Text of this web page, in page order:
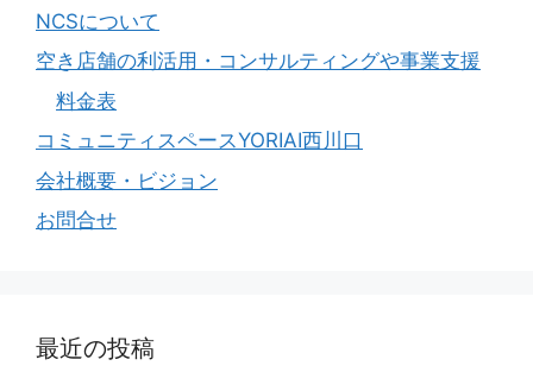
NCSについて
空き店舗の利活用・コンサルティングや事業支援
料金表
コミュニティスペースYORIAI西川口
会社概要・ビジョン
お問合せ
最近の投稿